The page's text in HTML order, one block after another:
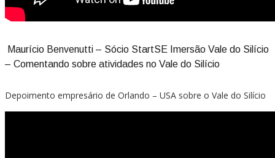
Maurício Benvenutti – Sócio StartSE Imersão Vale do Silício
– Comentando sobre atividades no Vale do Silício
Depoimento empresário de Orlando – USA sobre o Vale do Silício